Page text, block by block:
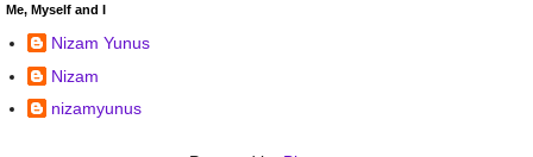
Me, Myself and I
Nizam Yunus
Nizam
nizamyunus